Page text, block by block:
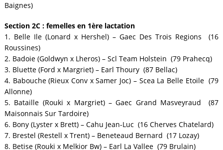
Baignes)
Section 2C : femelles en 1ère lactation
1. Belle Ile (Lonard x Hershel) – Gaec Des Trois Regions (16
Roussines)
2. Badoie (Goldwyn x Lheros) – Scl Team Holstein (79 Prahecq)
3. Bluette (Ford x Margriet) – Earl Thoury (87 Bellac)
4. Babouche (Rieux Conv x Samer Joc) – Scea La Belle Etoile (79
Allonne)
5. Bataille (Rouki x Margriet) – Gaec Grand Masveyraud (87
Maisonnais Sur Tardoire)
6. Bony (Lyster x Brett) – Cahu Jean-Luc (16 Cherves Chatelard)
7. Brestel (Restell x Trent) – Beneteaud Bernard (17 Lozay)
8. Betise (Rouki x Melkior Bw) – Earl La Vallee (79 Brulain)